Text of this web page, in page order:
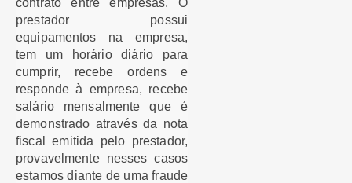
prestador possui
equipamentos na empresa,
tem um horário diário para
cumprir, recebe ordens e
responde à empresa, recebe
salário mensalmente que é
demonstrado através da nota
fiscal emitida pelo prestador,
provavelmente nesses casos
estamos diante de uma fraude